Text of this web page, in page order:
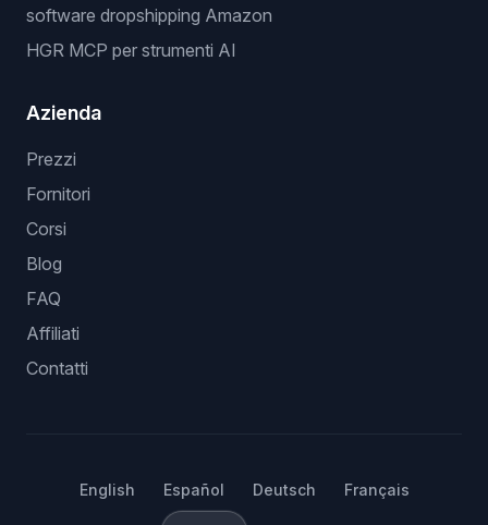
software dropshipping Amazon
HGR MCP per strumenti AI
Azienda
Prezzi
Fornitori
Corsi
Blog
FAQ
Affiliati
Contatti
English Español Deutsch Français